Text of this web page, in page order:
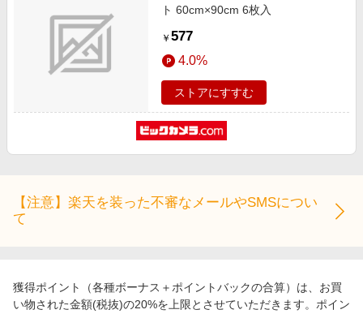
ト 60cm×90cm 6枚入
￥ 577
4.0%
ストアにすすむ
【注意】楽天を装った不審なメールやSMSについ
て
獲得ポイント（各種ボーナス＋ポイントバックの合算）は、お買
い物された金額(税抜)の20%を上限とさせていただきます。ポイン